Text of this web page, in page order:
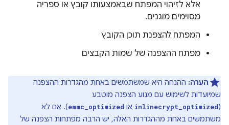
אלא לזיהוי המפתח שבאמצעותו קובץ או ספריה
מסוימים מוגנים.
המפתח להצפנת תוכן הקובץ
מפתח ההצפנה של שמות הקבצים
הערה: ההנחה היא שמשתמשים באחת מהגדרות ההצפנה
שמיועדות לשימוש עם מנוע הצפנה מוטבע
(
inlinecrypt_optimized או emmc_optimized). אם לא
משתמשים באחת מההגדרות האלה, יש הרבה מפתחות הצפנה של